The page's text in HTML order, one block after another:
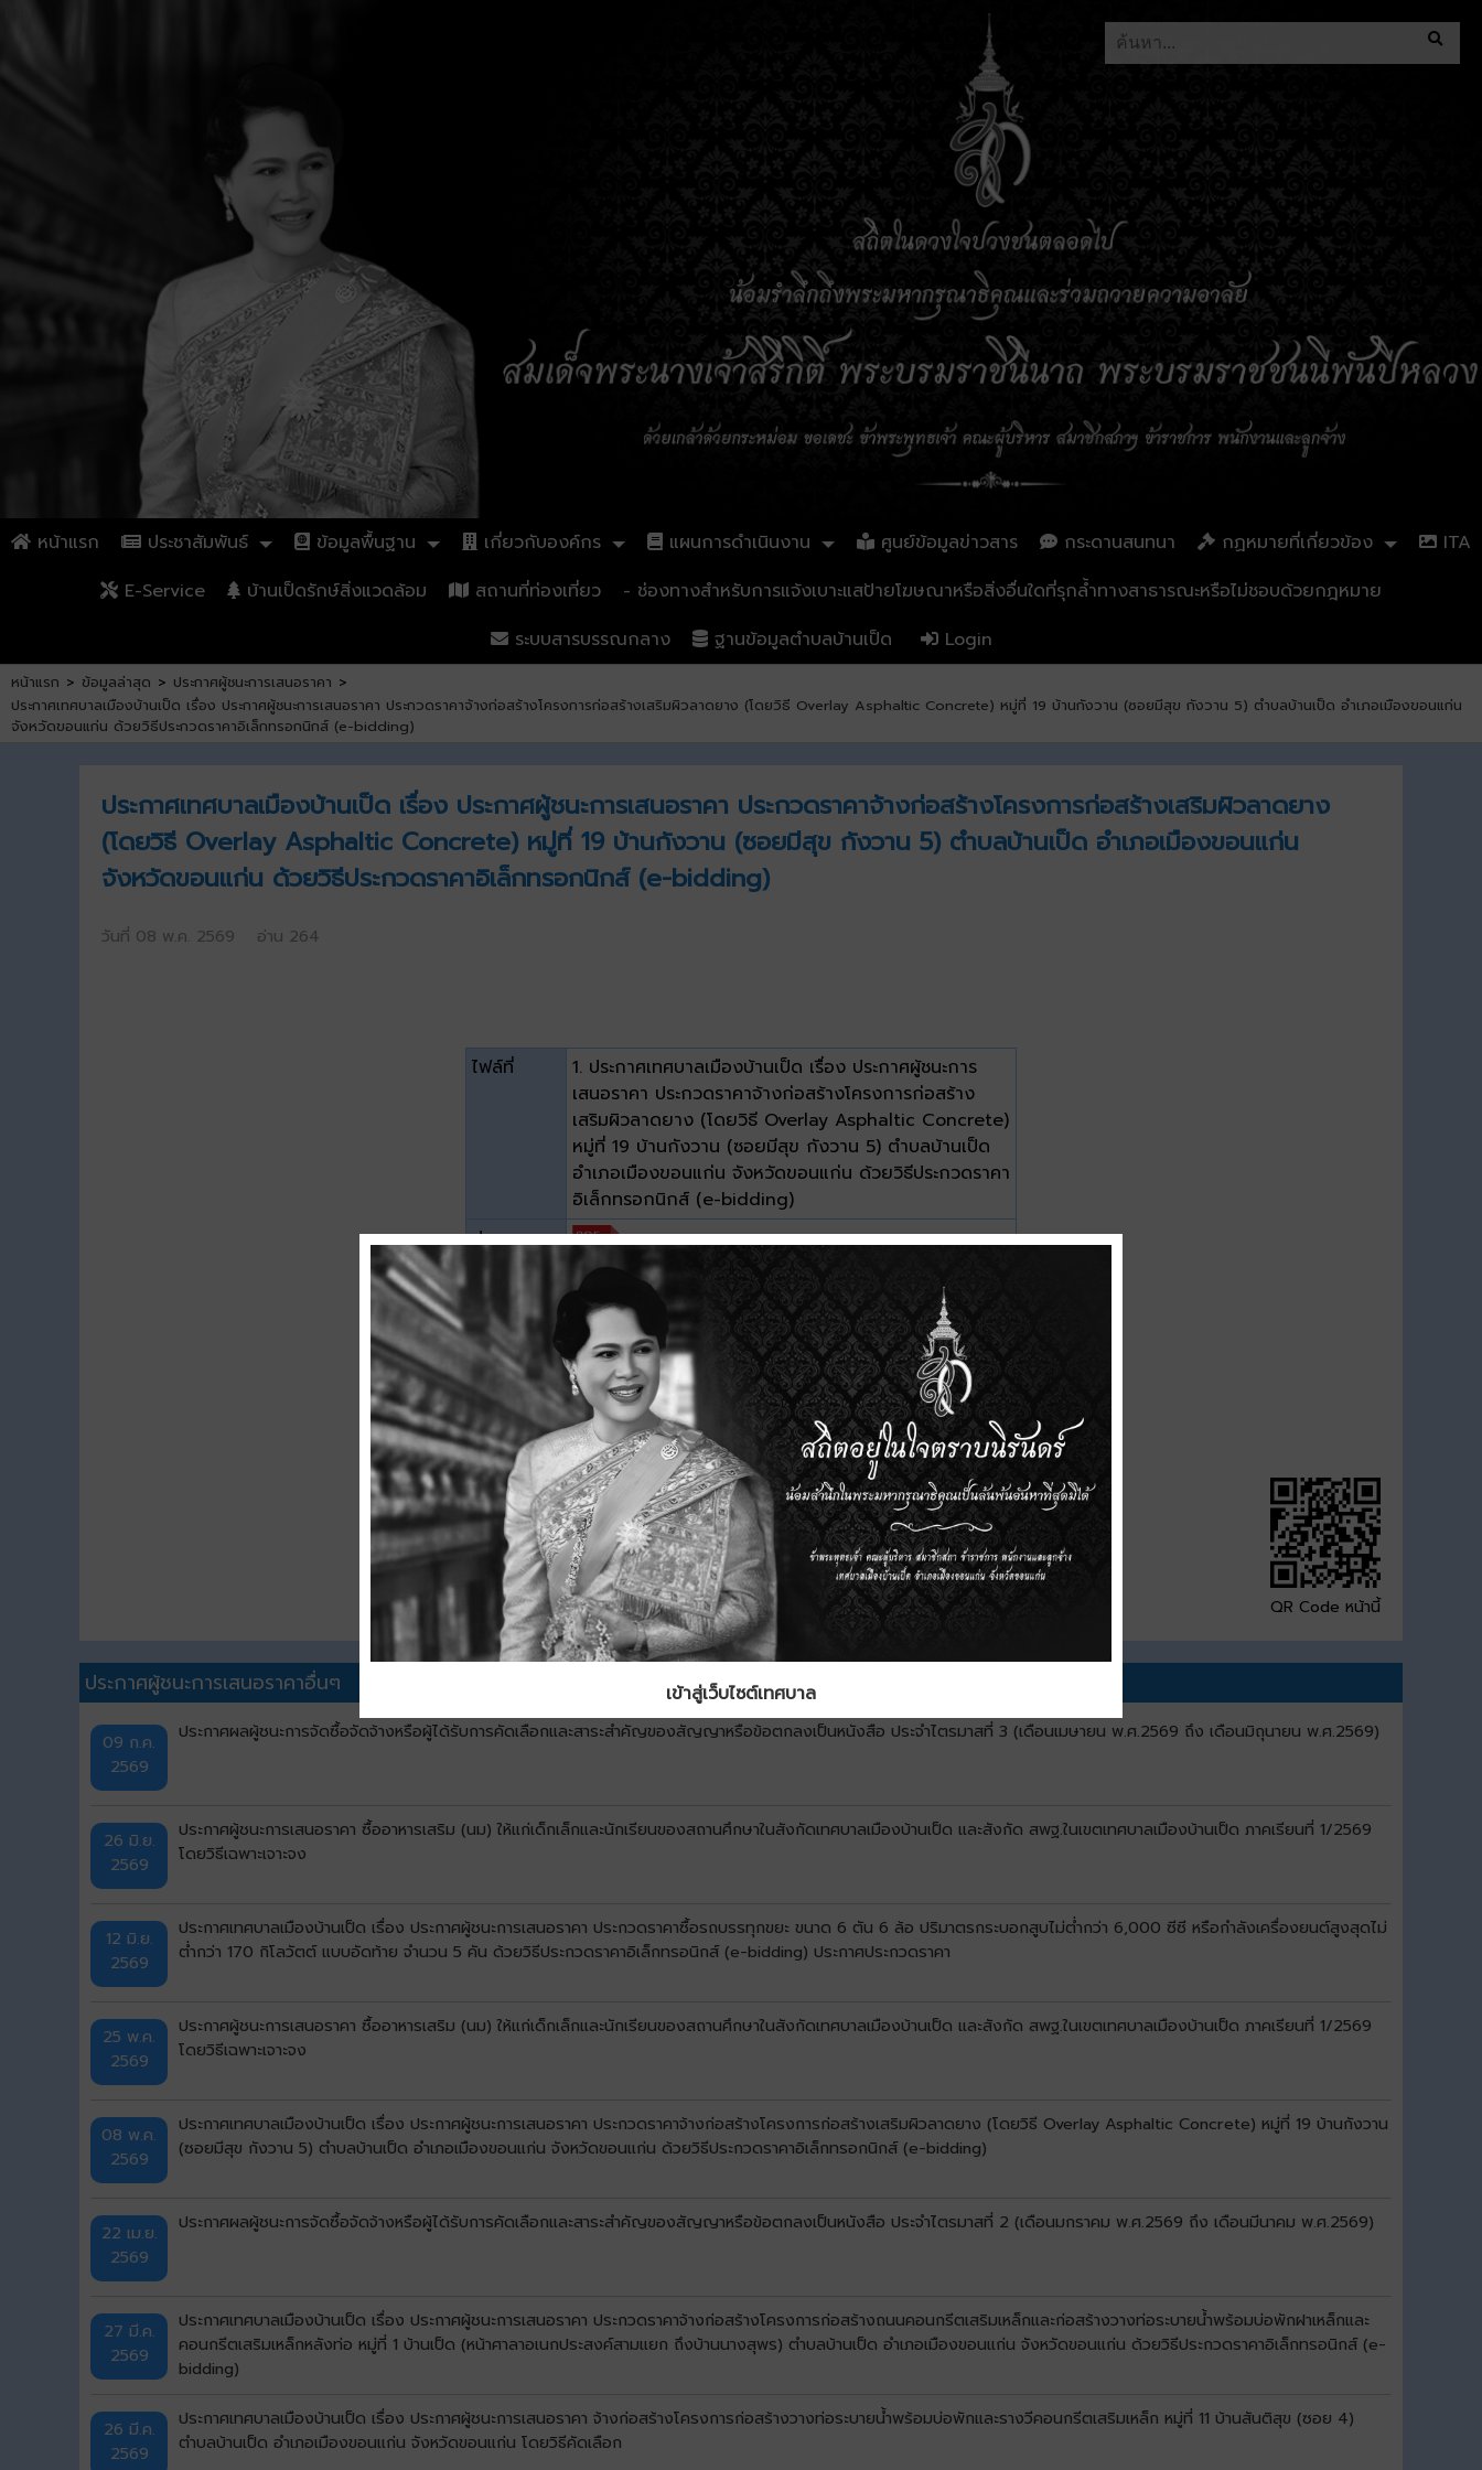
หน้าแรก ประชาสัมพันธ์ ข้อมูลพื้นฐาน เกี่ยวกับองค์กร แผนการดำเนินงาน ศูนย์ข้อมูลข่าวสาร กระดานสนทนา กฏหมายที่เกี่ยวข้อง
ITA
E-Service
บ้านเป็ดรักษ์สิ่งแวดล้อม สถานที่ท่องเที่ยว
- ช่องทางสำหรับการแจ้งเบาะแสป้ายโฆษณาหรือสิ่งอื่นใดที่รุกล้ำทางสาธารณะหรือไม่ชอบด้วยกฎหมาย
ระบบสารบรรณกลาง
ฐานข้อมูลตำบลบ้านเป็ด Login
หน้าแรก > ข้อมูลล่าสุด > ประกาศผู้ชนะการเสนอราคา >
ประกาศเทศบาลเมืองบ้านเป็ด เรื่อง ประกาศผู้ชนะการเสนอราคา ประกวดราคาจ้างก่อสร้างโครงการก่อสร้างเสริมผิวลาดยาง (โดยวิธี Overlay Asphaltic Concrete) หมู่ที่ 19 บ้านกังวาน (ซอยมีสุข กังวาน 5) ตำบลบ้านเป็ด อำเภอเมืองขอนแก่น
จังหวัดขอนแก่น ด้วยวิธีประกวดราคาอิเล็กทรอกนิกส์ (e-bidding)
ประกาศเทศบาลเมืองบ้านเป็ด เรื่อง ประกาศผู้ชนะการเสนอราคา ประกวดราคาจ้างก่อสร้างโครงการก่อสร้างเสริมผิวลาดยาง
(โดยวิธี Overlay Asphaltic Concrete) หมู่ที่ 19 บ้านกังวาน (ซอยมีสุข กังวาน 5) ตำบลบ้านเป็ด อำเภอเมืองขอนแก่น
จังหวัดขอนแก่น ด้วยวิธีประกวดราคาอิเล็กทรอกนิกส์ (e-bidding)
วันที่ 08 พ.ค. 2569 อ่าน 264
ไฟล์ที่
1. ประกาศเทศบาลเมืองบ้านเป็ด เรื่อง ประกาศผู้ชนะการ
เสนอราคา ประกวดราคาจ้างก่อสร้างโครงการก่อสร้าง
เสริมผิวลาดยาง (โดยวิธี Overlay Asphaltic Concrete)
หมู่ที่ 19 บ้านกังวาน (ซอยมีสุข กังวาน 5) ตำบลบ้านเป็ด
อำเภอเมืองขอนแก่น จังหวัดขอนแก่น ด้วยวิธีประกวดราคา
อิเล็กทรอกนิกส์ (e-bidding)
ประเภท
ขนาด
0.15 MB
ดาวน์โหลด
QR Code หน้านี้
ประกาศผู้ชนะการเสนอราคาอื่นๆ
09 ก.ค.
2569
ประกาศผลผู้ชนะการจัดซื้อจัดจ้างหรือผู้ได้รับการคัดเลือกและสาระสำคัญของสัญญาหรือข้อตกลงเป็นหนังสือ ประจำไตรมาสที่ 3 (เดือนเมษายน พ.ศ.2569 ถึง เดือนมิถุนายน พ.ศ.2569)
26 มิ.ย.
2569
ประกาศผู้ชนะการเสนอราคา ซื้ออาหารเสริม (นม) ให้แก่เด็กเล็กและนักเรียนของสถานศึกษาในสังกัดเทศบาลเมืองบ้านเป็ด และสังกัด สพฐ.ในเขตเทศบาลเมืองบ้านเป็ด ภาคเรียนที่ 1/2569
โดยวิธีเฉพาะเจาะจง
12 มิ.ย.
2569
ประกาศเทศบาลเมืองบ้านเป็ด เรื่อง ประกาศผู้ชนะการเสนอราคา ประกวดราคาซื้อรถบรรทุกขยะ ขนาด 6 ตัน 6 ล้อ ปริมาตรกระบอกสูบไม่ต่ำกว่า 6,000 ซีซี หรือกำลังเครื่องยนต์สูงสุดไม่
ต่ำกว่า 170 กิโลวัตต์ แบบอัดท้าย จำนวน 5 คัน ด้วยวิธีประกวดราคาอิเล็กทรอนิกส์ (e-bidding) ประกาศประกวดราคา
25 พ.ค.
2569
ประกาศผู้ชนะการเสนอราคา ซื้ออาหารเสริม (นม) ให้แก่เด็กเล็กและนักเรียนของสถานศึกษาในสังกัดเทศบาลเมืองบ้านเป็ด และสังกัด สพฐ.ในเขตเทศบาลเมืองบ้านเป็ด ภาคเรียนที่ 1/2569
โดยวิธีเฉพาะเจาะจง
08 พ.ค.
2569
ประกาศเทศบาลเมืองบ้านเป็ด เรื่อง ประกาศผู้ชนะการเสนอราคา ประกวดราคาจ้างก่อสร้างโครงการก่อสร้างเสริมผิวลาดยาง (โดยวิธี Overlay Asphaltic Concrete) หมู่ที่ 19 บ้านกังวาน
(ซอยมีสุข กังวาน 5) ตำบลบ้านเป็ด อำเภอเมืองขอนแก่น จังหวัดขอนแก่น ด้วยวิธีประกวดราคาอิเล็กทรอกนิกส์ (e-bidding)
22 เม.ย.
2569
ประกาศผลผู้ชนะการจัดซื้อจัดจ้างหรือผู้ได้รับการคัดเลือกและสาระสำคัญของสัญญาหรือข้อตกลงเป็นหนังสือ ประจำไตรมาสที่ 2 (เดือนมกราคม พ.ศ.2569 ถึง เดือนมีนาคม พ.ศ.2569)
27 มี.ค.
2569
ประกาศเทศบาลเมืองบ้านเป็ด เรื่อง ประกาศผู้ชนะการเสนอราคา ประกวดราคาจ้างก่อสร้างโครงการก่อสร้างถนนคอนกรีตเสริมเหล็กและก่อสร้างวางท่อระบายน้ำพร้อมบ่อพักฝาเหล็กและ
คอนกรีตเสริมเหล็กหลังท่อ หมู่ที่ 1 บ้านเป็ด (หน้าศาลาอเนกประสงค์สามแยก ถึงบ้านนางสุพร) ตำบลบ้านเป็ด อำเภอเมืองขอนแก่น จังหวัดขอนแก่น ด้วยวิธีประกวดราคาอิเล็กทรอนิกส์ (e-
bidding)
26 มี.ค.
2569
ประกาศเทศบาลเมืองบ้านเป็ด เรื่อง ประกาศผู้ชนะการเสนอราคา จ้างก่อสร้างโครงการก่อสร้างวางท่อระบายน้ำพร้อมบ่อพักและรางวีคอนกรีตเสริมเหล็ก หมู่ที่ 11 บ้านสันติสุข (ซอย 4)
ตำบลบ้านเป็ด อำเภอเมืองขอนแก่น จังหวัดขอนแก่น โดยวิธีคัดเลือก
เข้าสู่เว็บไซต์เทศบาล